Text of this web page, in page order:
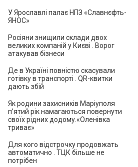
У Ярославлі палає НПЗ «Славнєфть-
ЯНОС»
Росіяни знищили склади двох
великих компаній у Києві . Ворог
атакував бізнеси
Де в Україні повністю скасували
готівку в транспорті . QR-квитки
дають збій
Як родини захисників Маріуполя
пʼятий рік намагаються повернути
своїх рідних додому.«Оленівка
триває»
Для кого відстрочку продовжать
автоматично . ТЦК більше не
потрібен